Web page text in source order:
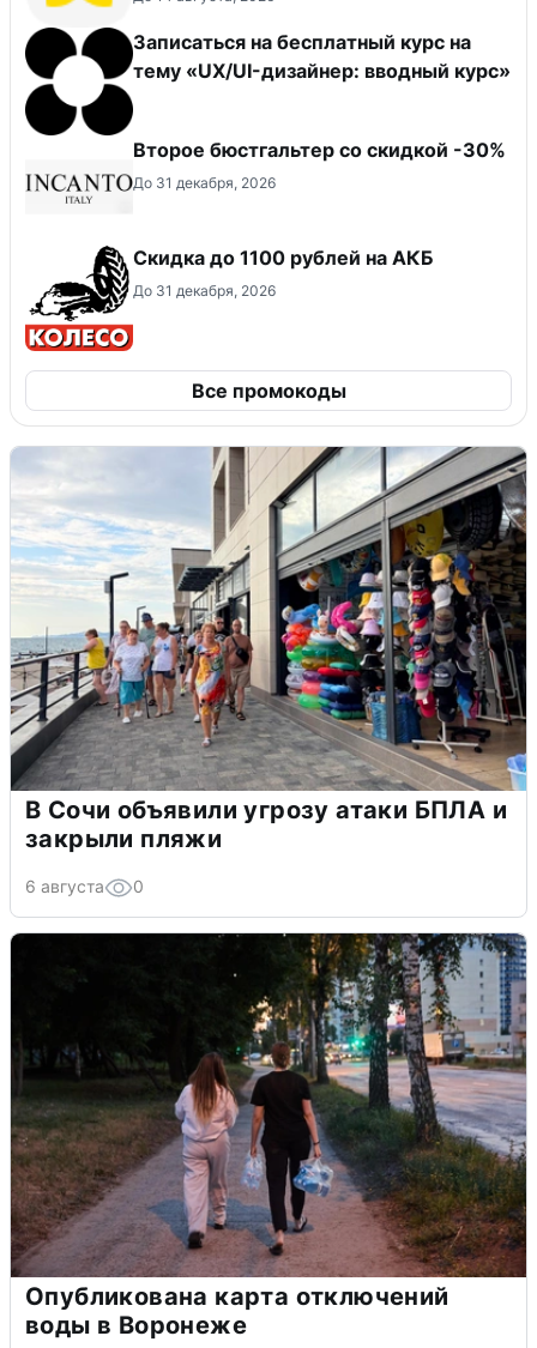
Записаться на бесплатный курс на
тему «UX/UI-дизайнер: вводный курс»
Второе бюстгальтер со скидкой -30%
До 31 декабря, 2026
Скидка до 1100 рублей на АКБ
До 31 декабря, 2026
Все промокоды
В Сочи объявили угрозу атаки БПЛА и
закрыли пляжи
6 августа 0
Опубликована карта отключений
воды в Воронеже